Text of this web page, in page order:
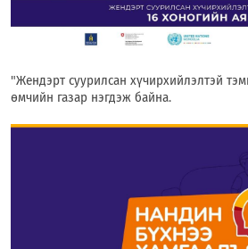
"Жендэрт суурилсан хүчирхийлэлтэй
өмчийн газар нэгдэж байна.